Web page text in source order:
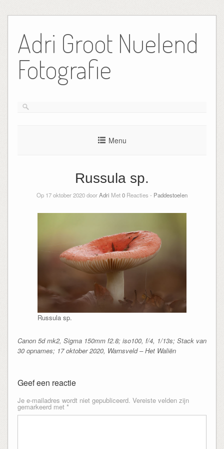
de
inhoud
Adri Groot Nuelend
Fotografie
Menu
Russula sp.
Op 17 oktober 2020 doorAdri Met0 Reacties - Paddestoelen
Russula sp.
Canon 5d mk2, Sigma 150mm f2.8; iso100, f/4, 1/13s; Stack van
30 opnames; 17 oktober 2020, Warnsveld – Het Waliën
Geef een reactie
Je e-mailadres wordt niet gepubliceerd. Vereiste velden zijn
gemarkeerd met *